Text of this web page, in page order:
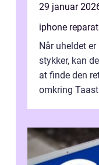
29 januar
iphone
Når uheldet
stykker, kan
at finde den
omkring